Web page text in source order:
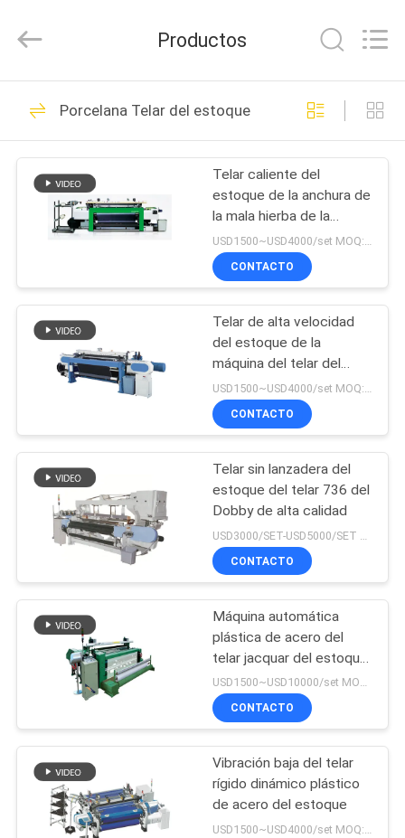
CASA
PRODUCTOS
SOBRE
NOSOTROS
POR
FÁBRICA
DE
CALIDAD
CONTACTA
NOSOTROS
NOTICIAS
Machinery
Co.,Ltd.
Reserved.
Telar del telar
jacquar
21
Telar de telar
jacquar electrónico
22
Cabeza del telar
jacquar
24
Termine el arnés del
telar jacquar
20
Productos
Porcelana Telar del estoque
Telar caliente del
estoque de la anchura de
la mala hierba de la
velocidad el 150cm de la
venta 1080m/Min
USD1500~USD4000/set MOQ:1 sistema
CONTACTO
Telar de alta velocidad
del estoque de la
máquina del telar del
estoque de la máquina
de materia textil de telar
de China
CONTACTO
Telar sin lanzadera del
estoque del telar 736 del
Dobby de alta calidad
CONTACTO
Máquina automática
plástica de acero del
telar jacquar del estoque
de las lanzaderas para
laminar del pigmento
USD1500~USD10000/set MOQ:1 sistema
CONTACTO
Vibración baja del telar
rígido dinámico plástico
de acero del estoque
USD1500~USD4000/set MOQ:1 sistema